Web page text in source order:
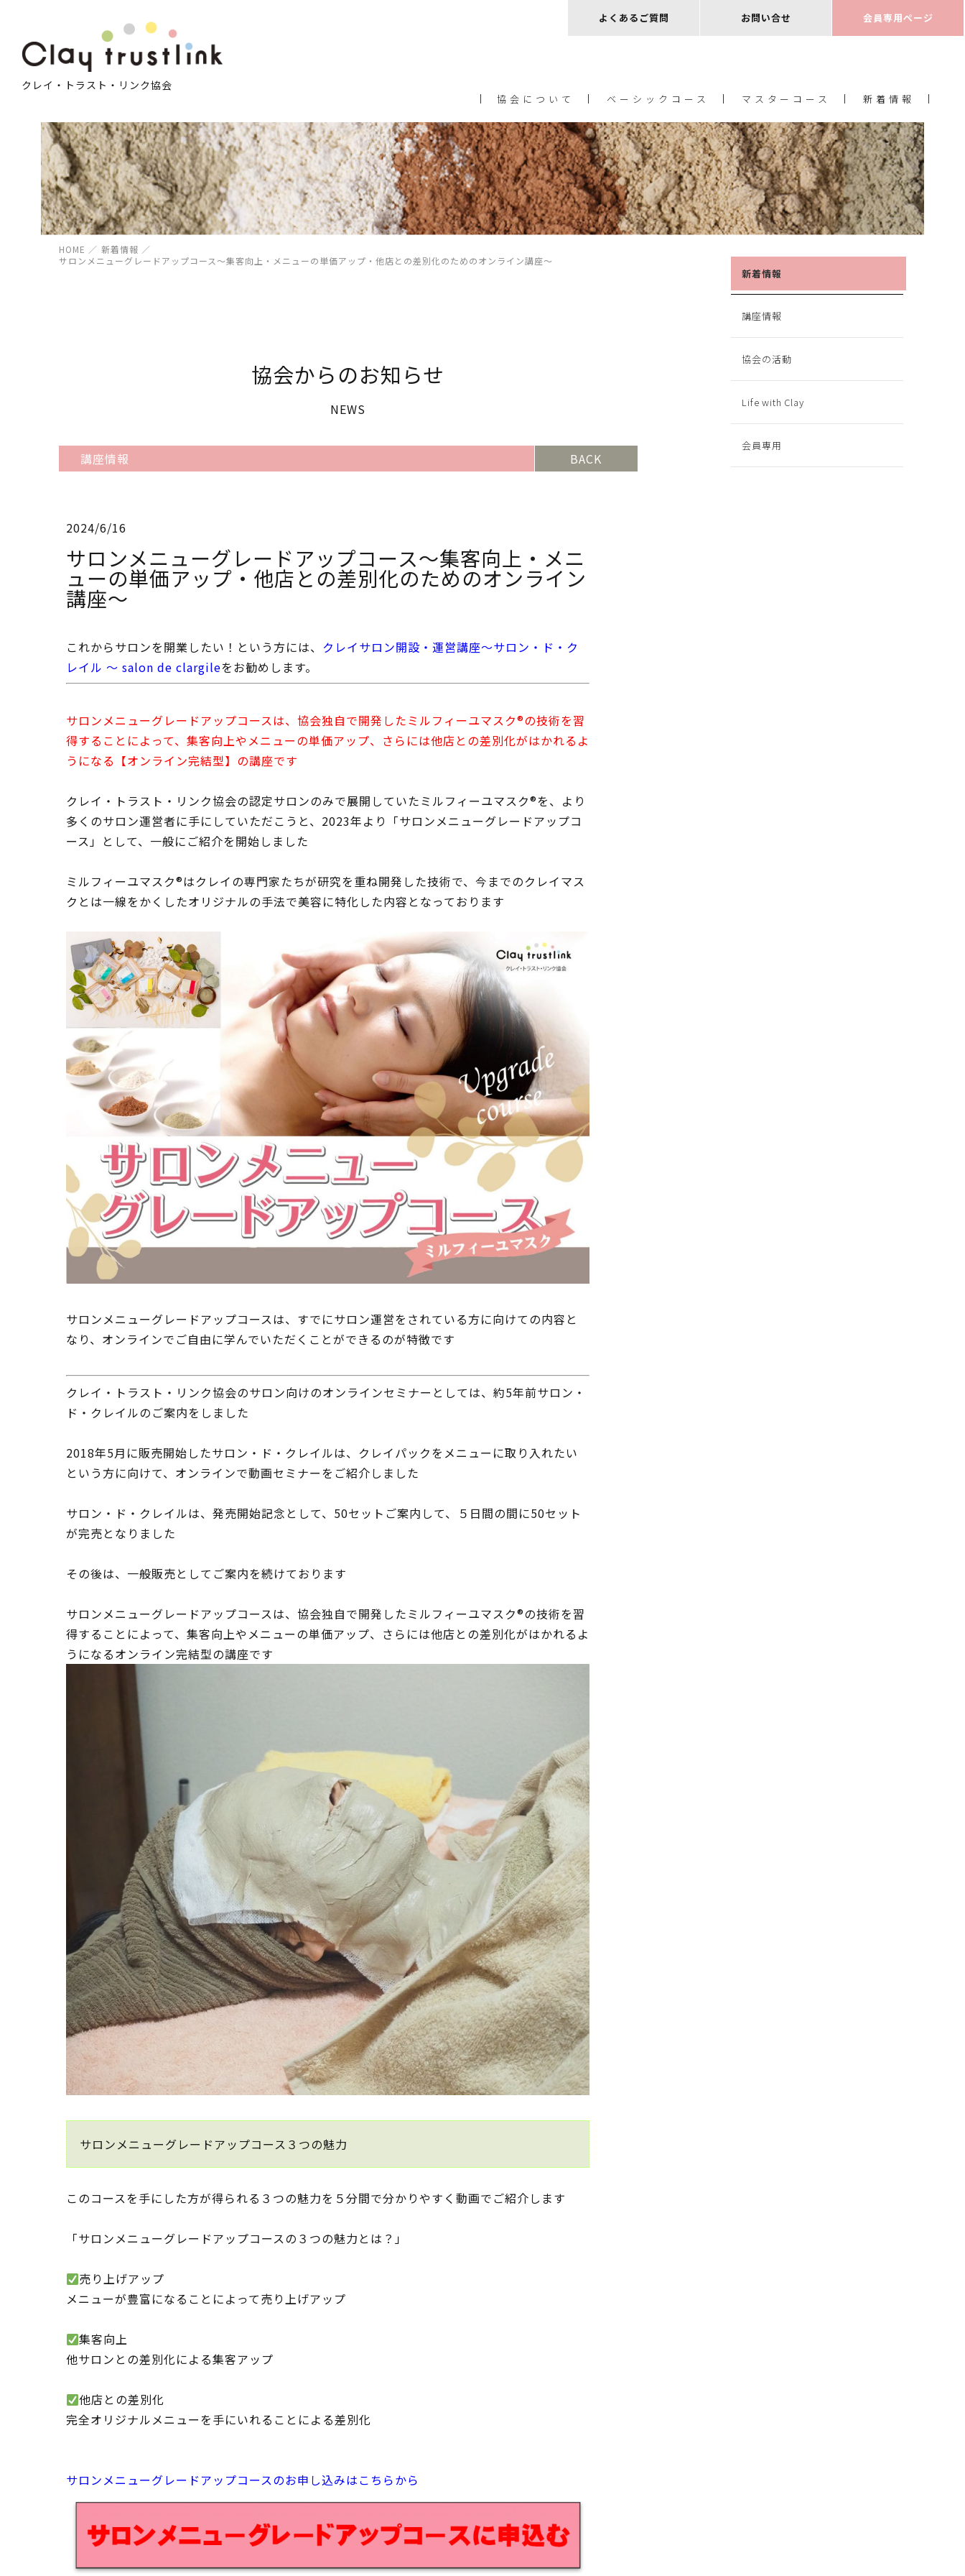
クレイ・トラスト・リンク協会
よくあるご質問 お問い合せ 会員専用ページ
協会について ベーシックコース マスターコース 新着情報
HOME ／ 新着情報 ／
サロンメニューグレードアップコース〜集客向上・メニューの単価アップ・他店との差別化のためのオンライン講座〜
協会からのお知らせ
NEWS
講座情報 BACK
2024/6/16
サロンメニューグレードアップコース〜集客向上・メニ
ューの単価アップ・他店との差別化のためのオンライン
講座〜
これからサロンを開業したい！という方には、 クレイサロン開設・運営講座〜サロン・ド・ク
レイル 〜 salon de clargileをお勧めします。
サロンメニューグレードアップコースは、協会独自で開発したミルフィーユマスク®️の技術を習
得することによって、集客向上やメニューの単価アップ、さらには他店との差別化がはかれるよ
うになる【オンライン完結型】の講座です
クレイ・トラスト・リンク協会の認定サロンのみで展開していたミルフィーユマスク®️を、より
多くのサロン運営者に手にしていただこうと、2023年より「サロンメニューグレードアップコ
ース」として、一般にご紹介を開始しました
ミルフィーユマスク®️はクレイの専門家たちが研究を重ね開発した技術で、今までのクレイマス
クとは一線をかくしたオリジナルの手法で美容に特化した内容となっております
サロンメニューグレードアップコースは、すでにサロン運営をされている方に向けての内容と
なり、オンラインでご自由に学んでいただくことができるのが特徴です
クレイ・トラスト・リンク協会のサロン向けのオンラインセミナーとしては、約5年前サロン・
ド・クレイルのご案内をしました
2018年5月に販売開始したサロン・ド・クレイルは、クレイパックをメニューに取り入れたい
という方に向けて、オンラインで動画セミナーをご紹介しました
サロン・ド・クレイルは、発売開始記念として、50セットご案内して、５日間の間に50セット
が完売となりました
その後は、一般販売としてご案内を続けております
サロンメニューグレードアップコースは、協会独自で開発したミルフィーユマスク®️の技術を習
得することによって、集客向上やメニューの単価アップ、さらには他店との差別化がはかれるよ
うになるオンライン完結型の講座です
サロンメニューグレードアップコース３つの魅力
このコースを手にした方が得られる３つの魅力を５分間で分かりやすく動画でご紹介します
「サロンメニューグレードアップコースの３つの魅力とは？」
売り上げアップ
メニューが豊富になることによって売り上げアップ
集客向上
他サロンとの差別化による集客アップ
他店との差別化
完全オリジナルメニューを手にいれることによる差別化
サロンメニューグレードアップコースのお申し込みはこちらから
新着情報
講座情報
協会の活動
Life with Clay
会員専用